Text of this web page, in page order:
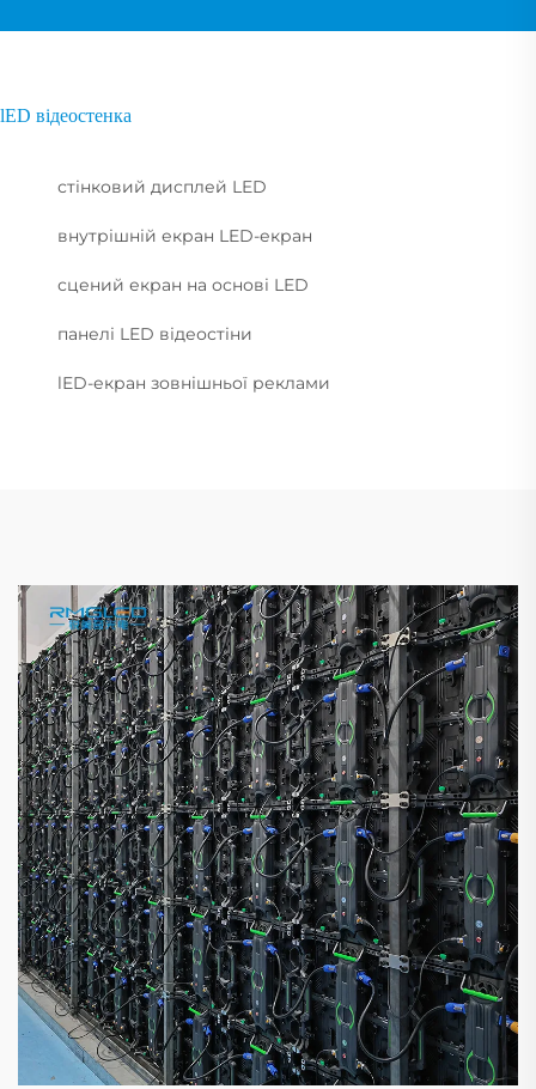
lED відеостенка
стінковий дисплей LED
внутрішній екран LED-екран
сцений екран на основі LED
панелі LED відеостіни
lED-екран зовнішньої реклами